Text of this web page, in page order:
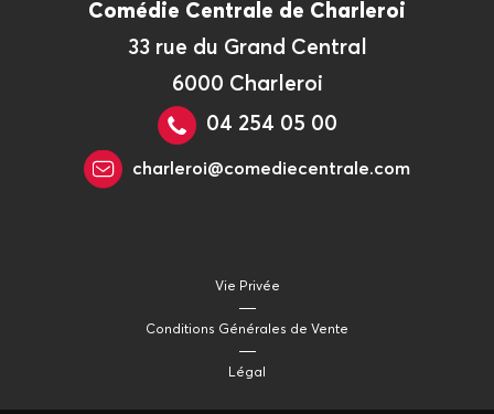
Comédie Centrale de Charleroi
33 rue du Grand Central
6000 Charleroi
04 254 05 00
charleroi@comediecentrale.com
Vie Privée
Conditions Générales de Vente
Légal